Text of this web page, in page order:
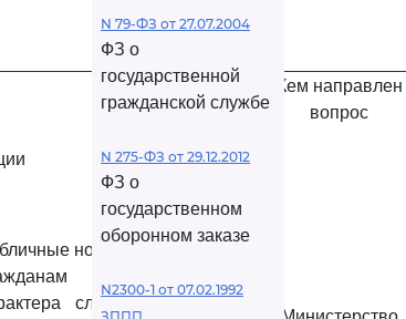
Ответ
Кем направлен
вопрос
нормативные выплаты
несоциального
следует отражать по
N 79-ФЗ от 27.07.2004
ФЗ о
государственной
гражданской службе
N 275-ФЗ от 29.12.2012
ФЗ о
государственном
оборонном заказе
N2300-1 от 07.02.1992